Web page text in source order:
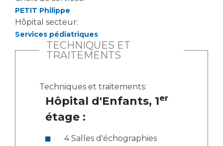
PETIT Philippe
Hôpital secteur:
Services pédiatriques
TECHNIQUES ET
TRAITEMENTS
Techniques et traitements:
Hôpital d'Enfants, 1er
étage :
4 Salles d'échographies